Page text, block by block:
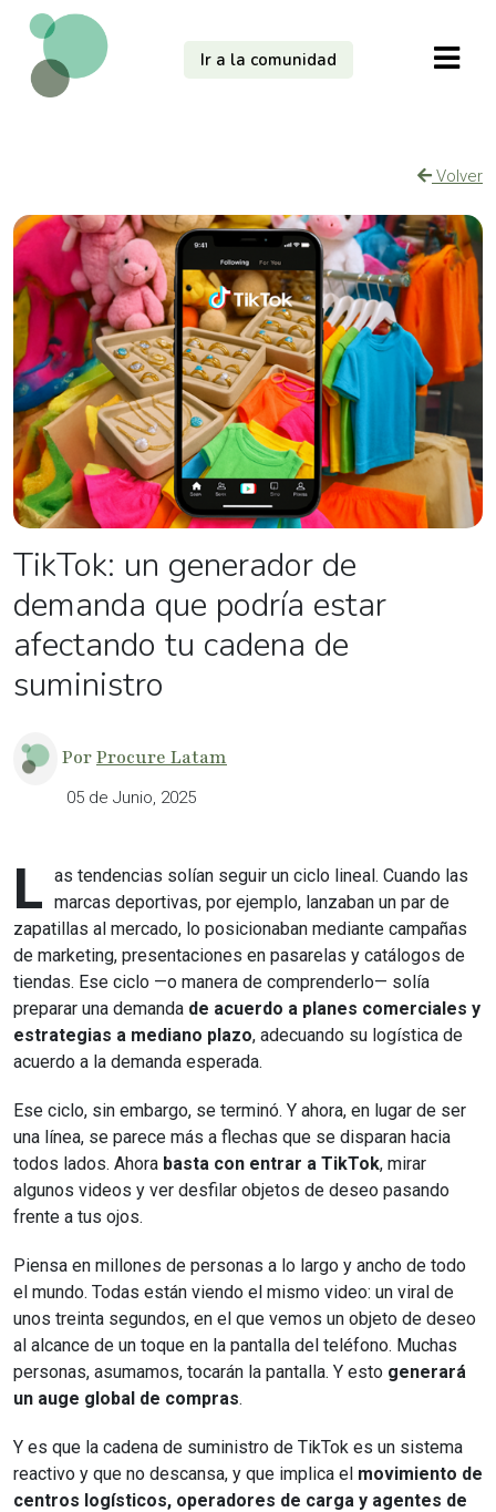
Ir a la comunidad
Volver
TikTok: un generador de
demanda que podría estar
afectando tu cadena de
suministro
PorProcure Latam
05 de Junio, 2025
L as tendencias solían seguir un ciclo lineal. Cuando las
marcas deportivas, por ejemplo, lanzaban un par de
zapatillas al mercado, lo posicionaban mediante campañas
de marketing, presentaciones en pasarelas y catálogos de
tiendas. Ese ciclo —o manera de comprenderlo— solía
preparar una demanda de acuerdo a planes comerciales y
estrategias a mediano plazo, adecuando su logística de
acuerdo a la demanda esperada.
Ese ciclo, sin embargo, se terminó. Y ahora, en lugar de ser
una línea, se parece más a flechas que se disparan hacia
todos lados. Ahora basta con entrar a TikTok, mirar
algunos videos y ver desfilar objetos de deseo pasando
frente a tus ojos.
Piensa en millones de personas a lo largo y ancho de todo
el mundo. Todas están viendo el mismo video: un viral de
unos treinta segundos, en el que vemos un objeto de deseo
al alcance de un toque en la pantalla del teléfono. Muchas
personas, asumamos, tocarán la pantalla. Y esto generará
un auge global de compras.
Y es que la cadena de suministro de TikTok es un sistema
reactivo y que no descansa, y que implica el movimiento de
centros logísticos, operadores de carga y agentes de